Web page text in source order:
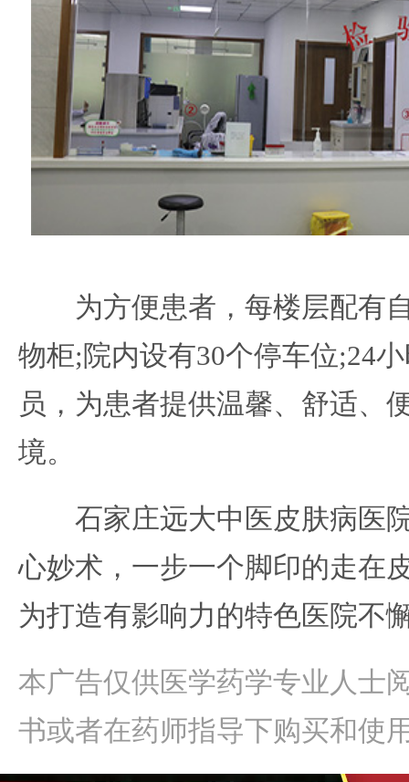
为方便患者，每楼层配有
物柜;院内设有30个停车位;24
员，为患者提供温馨、舒适、
境。
石家庄远大中医皮肤病医
心妙术，一步一个脚印的走在
为打造有影响力的特色医院不
本广告仅供医学药学专业人士
书或者在药师指导下购买和使